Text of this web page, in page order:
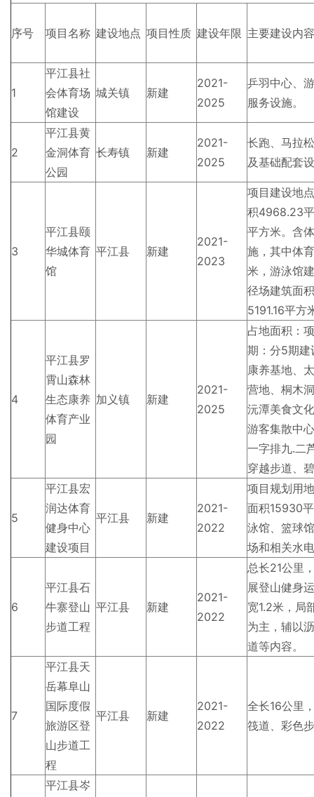
序号 项目名称 建设地点 项目性质 建设年限 主要建设内
1
平江县社
会体育场
馆建设
城关镇 新建
2021-
2025
乒羽中心、
服务设施。
2
平江县黄
金洞体育
公园
长寿镇 新建
2021-
2025
长跑、马拉
及基础配套
3
平江县颐
华城体育
馆
平江县 新建
2021-
2023
项目建设地
积4968.23
平方米。含
施，其中体
米，游泳馆
径场建筑面
5191.16平方
4
平江县罗
霄山森林
生态康养
体育产业
园
加义镇 新建
2021-
2025
占地面积：
期：分5期建
康养基地、
营地、桐木
沅潭美食文
游客集散中
一字排九.二
穿越步道、
5
平江县宏
润达体育
健身中心
建设项目
平江县 新建
2021-
2022
项目规划用
面积15930
泳馆、篮球
场和相关水
6
平江县石
牛寨登山
步道工程
平江县 新建
2021-
2022
总长21公里
展登山健身
宽1.2米，局
为主，辅以
道等内容。
7
平江县天
岳幕阜山
国际度假
旅游区登
山步道工
程
平江县 新建
2021-
2022
全长16公里
筏道、彩色
平江县岑